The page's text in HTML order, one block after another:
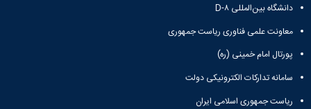
دانشگاه بین‌المللی D-۸
معاونت علمی فناوری ریاست جمهوری
پورتال امام خمینی (ره)
سامانه تدارکات الکترونیکی دولت
ریاست جمهوری اسلامی ایران